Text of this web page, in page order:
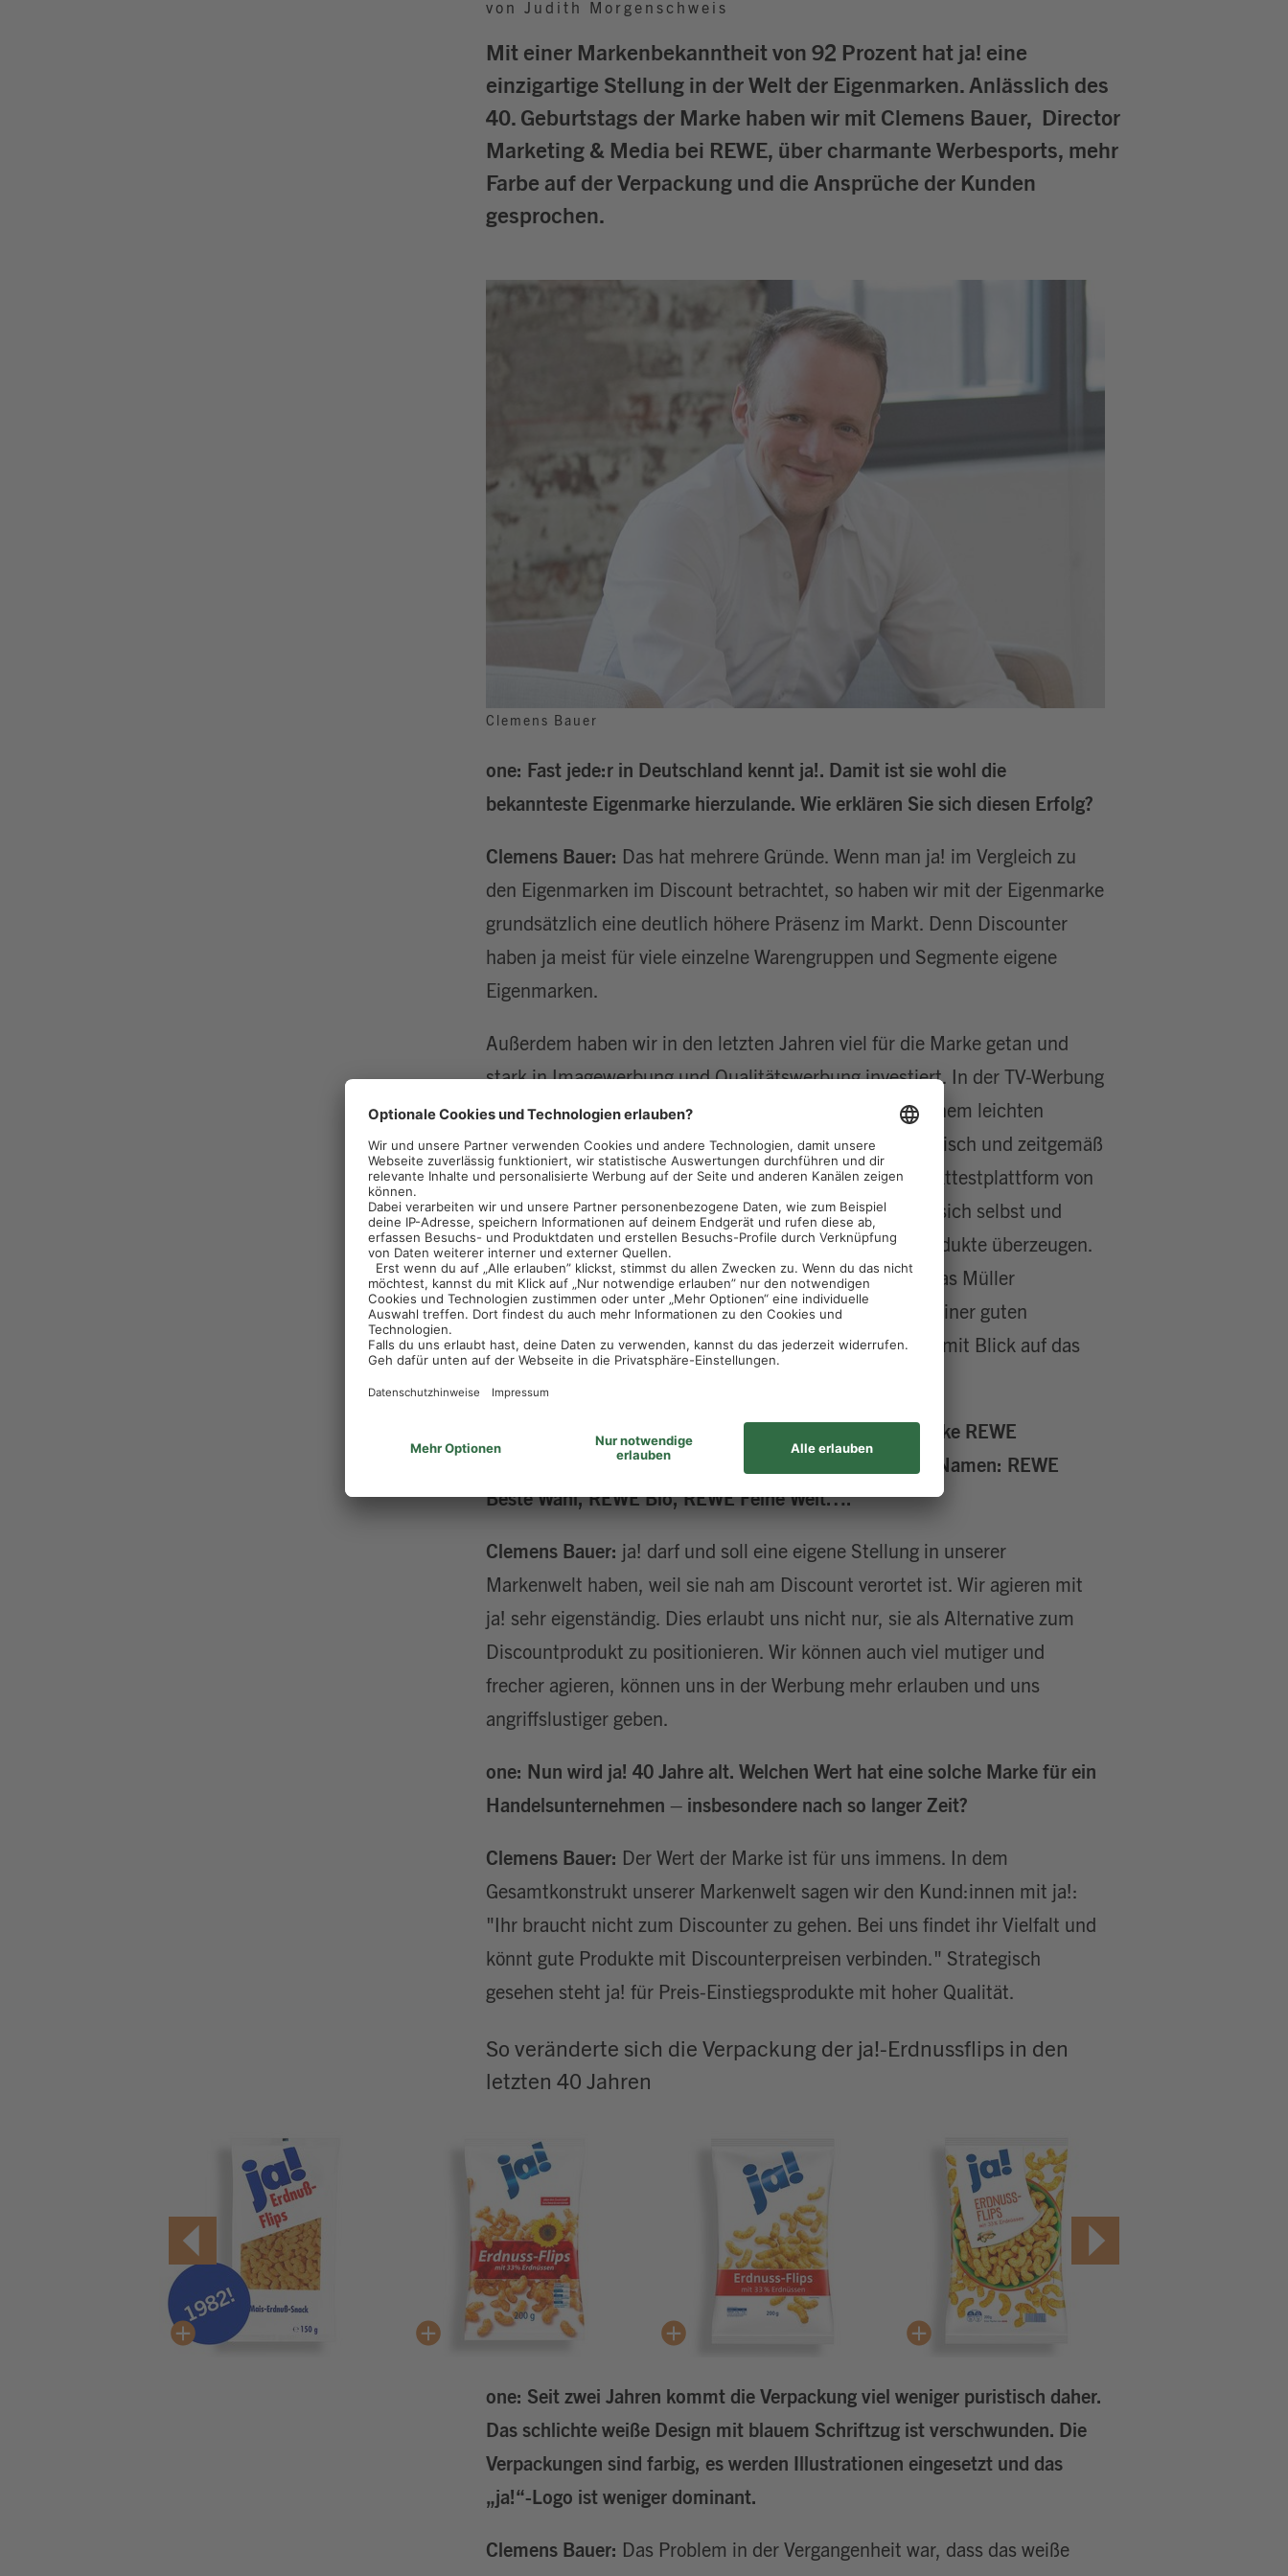
von Judith Morgenschweis
Mit einer Markenbekanntheit von 92 Prozent hat ja! eine
einzigartige Stellung in der Welt der Eigenmarken. Anlässlich des
40. Geburtstags der Marke haben wir mit Clemens Bauer, Director
Marketing & Media bei REWE, über charmante Werbesports, mehr
Farbe auf der Verpackung und die Ansprüche der Kunden
gesprochen.
Clemens Bauer
one: Fast jede:r in Deutschland kennt ja!. Damit ist sie wohl die
bekannteste Eigenmarke hierzulande. Wie erklären Sie sich diesen Erfolg?
Clemens Bauer: Das hat mehrere Gründe. Wenn man ja! im Vergleich zu
den Eigenmarken im Discount betrachtet, so haben wir mit der Eigenmarke
grundsätzlich eine deutlich höhere Präsenz im Markt. Denn Discounter
haben ja meist für viele einzelne Warengruppen und Segmente eigene
Eigenmarken.
Außerdem haben wir in den letzten Jahren viel für die Marke getan und
stark in Imagewerbung und Qualitätswerbung investiert. In der TV-Werbung
haben wir vor allem auf charmante, freche Spots mit einem leichten
Augenzwinkern gesetzt und so die Eigenmarke sympathisch und zeitgemäß
positioniert. Und dann haben wir ja! über unsere Produkttestplattform von
Kund:innen testen und benoten lassen. So konnten sie sich selbst und
auch andere Kund:innen von der guten Qualität der Produkte überzeugen.
Das haben wir dann wieder in einem TV-Spot mit Thomas Müller
aufgegriffen. Im Ergebnis haben wir also basierend auf einer guten
Bekanntheit der Marke diese konsequent insbesondere mit Blick auf das
one: Warum wurde ja! namentlich nicht in die Dachmarke REWE
integriert? Alle anderen Eigenmarken tragen REWE im Namen: REWE
Beste Wahl, REWE Bio, REWE Feine Welt….
Clemens Bauer: ja! darf und soll eine eigene Stellung in unserer
Markenwelt haben, weil sie nah am Discount verortet ist. Wir agieren mit
ja! sehr eigenständig. Dies erlaubt uns nicht nur, sie als Alternative zum
Discountprodukt zu positionieren. Wir können auch viel mutiger und
frecher agieren, können uns in der Werbung mehr erlauben und uns
angriffslustiger geben.
one: Nun wird ja! 40 Jahre alt. Welchen Wert hat eine solche Marke für ein
Handelsunternehmen – insbesondere nach so langer Zeit?
Clemens Bauer: Der Wert der Marke ist für uns immens. In dem
Gesamtkonstrukt unserer Markenwelt sagen wir den Kund:innen mit ja!:
"Ihr braucht nicht zum Discounter zu gehen. Bei uns findet ihr Vielfalt und
könnt gute Produkte mit Discounterpreisen verbinden." Strategisch
gesehen steht ja! für Preis-Einstiegsprodukte mit hoher Qualität.
So veränderte sich die Verpackung der ja!-Erdnussflips in den
letzten 40 Jahren
one: Seit zwei Jahren kommt die Verpackung viel weniger puristisch daher.
Das schlichte weiße Design mit blauem Schriftzug ist verschwunden. Die
Verpackungen sind farbig, es werden Illustrationen eingesetzt und das
„ja!“-Logo ist weniger dominant.
Clemens Bauer: Das Problem in der Vergangenheit war, dass das weiße